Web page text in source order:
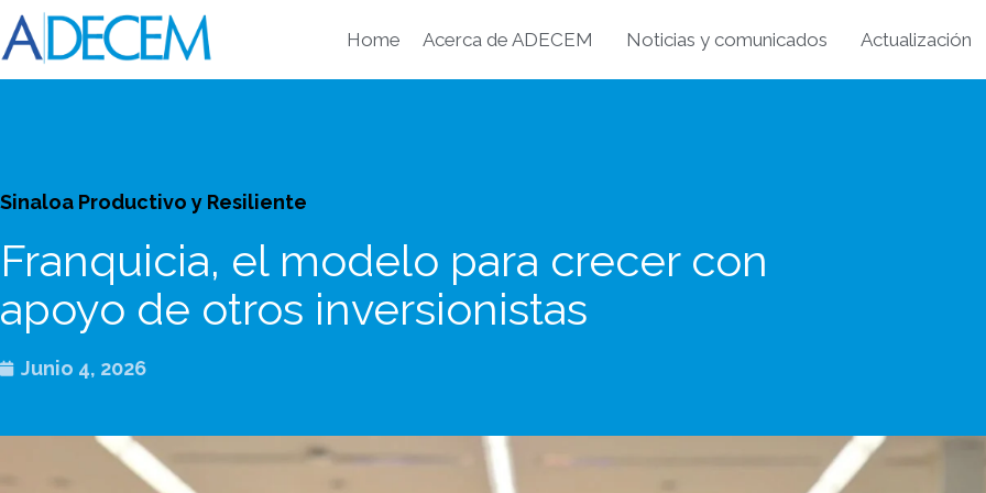
al
contenido
Home Acerca de ADECEM Noticias y comunicados Actualización
Sinaloa Productivo y Resiliente
Franquicia, el modelo para crecer con
apoyo de otros inversionistas
Junio 4, 2026